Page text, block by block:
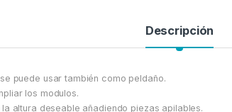
Descripción
puede usar también como peldaño.
los modulos.
altura deseable añadiendo piezas apilables.